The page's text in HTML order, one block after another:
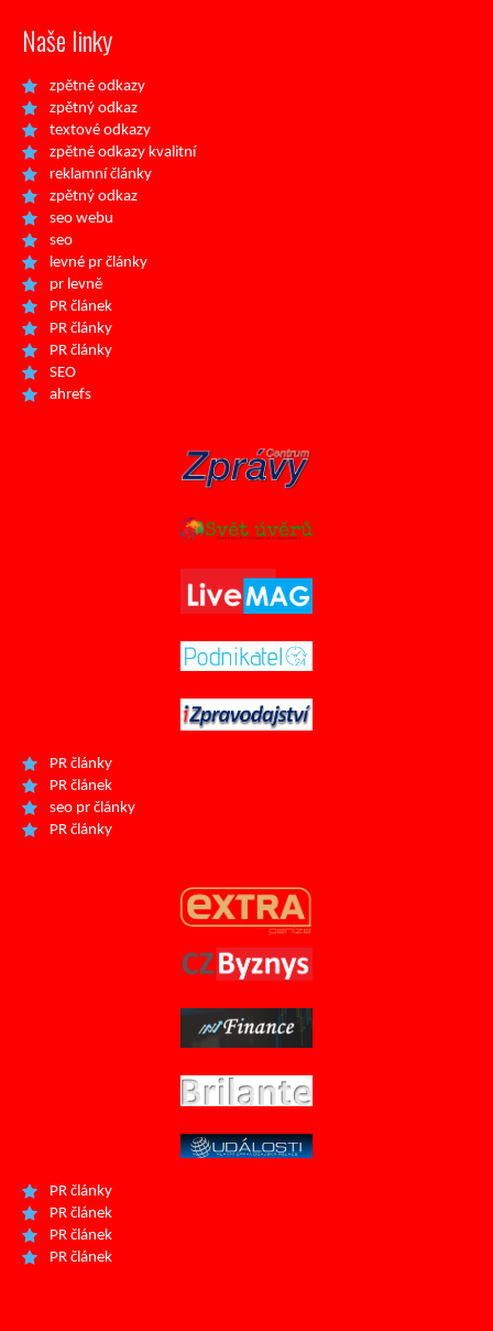
Naše linky
zpětné odkazy
zpětný odkaz
textové odkazy
zpětné odkazy kvalitní
reklamní články
zpětný odkaz
seo webu
seo
levné pr články
pr levně
PR článek
PR články
PR články
SEO
ahrefs
PR články
PR článek
seo pr články
PR články
PR články
PR článek
PR článek
PR článek